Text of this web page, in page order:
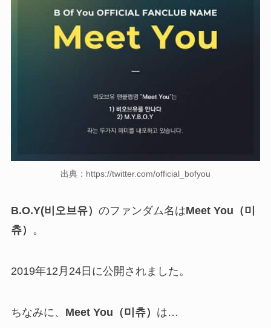
出典：https://twitter.com/official_bofyou
B.O.Y(비오브유） のファンダム名はMeet You（미
츄） 。
2019年12月24日に公開されました。
ちなみに、 Meet You（미츄） は…